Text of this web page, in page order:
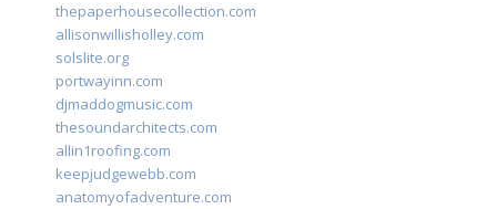
thepaperhousecollection.com
allisonwillisholley.com
solslite.org
portwayinn.com
djmaddogmusic.com
thesoundarchitects.com
allin1roofing.com
keepjudgewebb.com
anatomyofadventure.com